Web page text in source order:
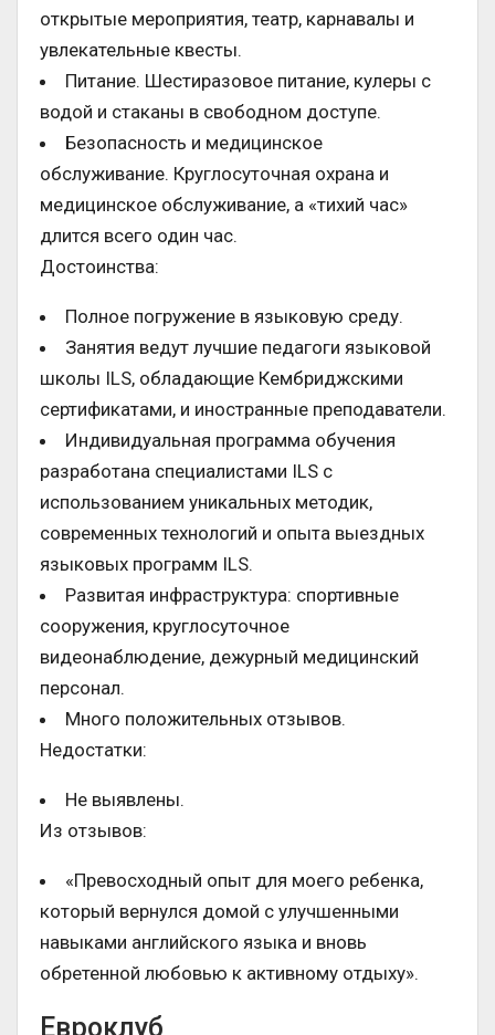
открытые мероприятия, театр, карнавалы и
увлекательные квесты.
Питание. Шестиразовое питание, кулеры с
водой и стаканы в свободном доступе.
Безопасность и медицинское
обслуживание. Круглосуточная охрана и
медицинское обслуживание, а «тихий час»
длится всего один час.
Достоинства:
Полное погружение в языковую среду.
Занятия ведут лучшие педагоги языковой
школы ILS, обладающие Кембриджскими
сертификатами, и иностранные преподаватели.
Индивидуальная программа обучения
разработана специалистами ILS с
использованием уникальных методик,
современных технологий и опыта выездных
языковых программ ILS.
Развитая инфраструктура: спортивные
сооружения, круглосуточное
видеонаблюдение, дежурный медицинский
персонал.
Много положительных отзывов.
Недостатки:
Не выявлены.
Из отзывов:
«Превосходный опыт для моего ребенка,
который вернулся домой с улучшенными
навыками английского языка и вновь
обретенной любовью к активному отдыху».
Евроклуб